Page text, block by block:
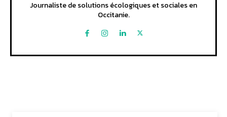
Journaliste de solutions écologiques et sociales en
Occitanie.